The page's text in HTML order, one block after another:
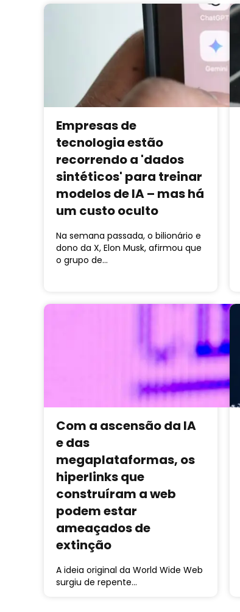
Empresas de
tecnologia estão
recorrendo a 'dados
sintéticos' para treinar
modelos de IA – mas há
um custo oculto
Na semana passada, o bilionário e
dono da X, Elon Musk, afirmou que
o grupo de…
Com a ascensão da IA ​​
e das
megaplataformas, os
hiperlinks que
construíram a web
podem estar
ameaçados de
extinção
A ideia original da World Wide Web
surgiu de repente…